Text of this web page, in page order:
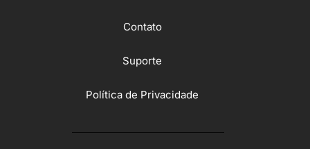
Contato
Suporte
Política de Privacidade